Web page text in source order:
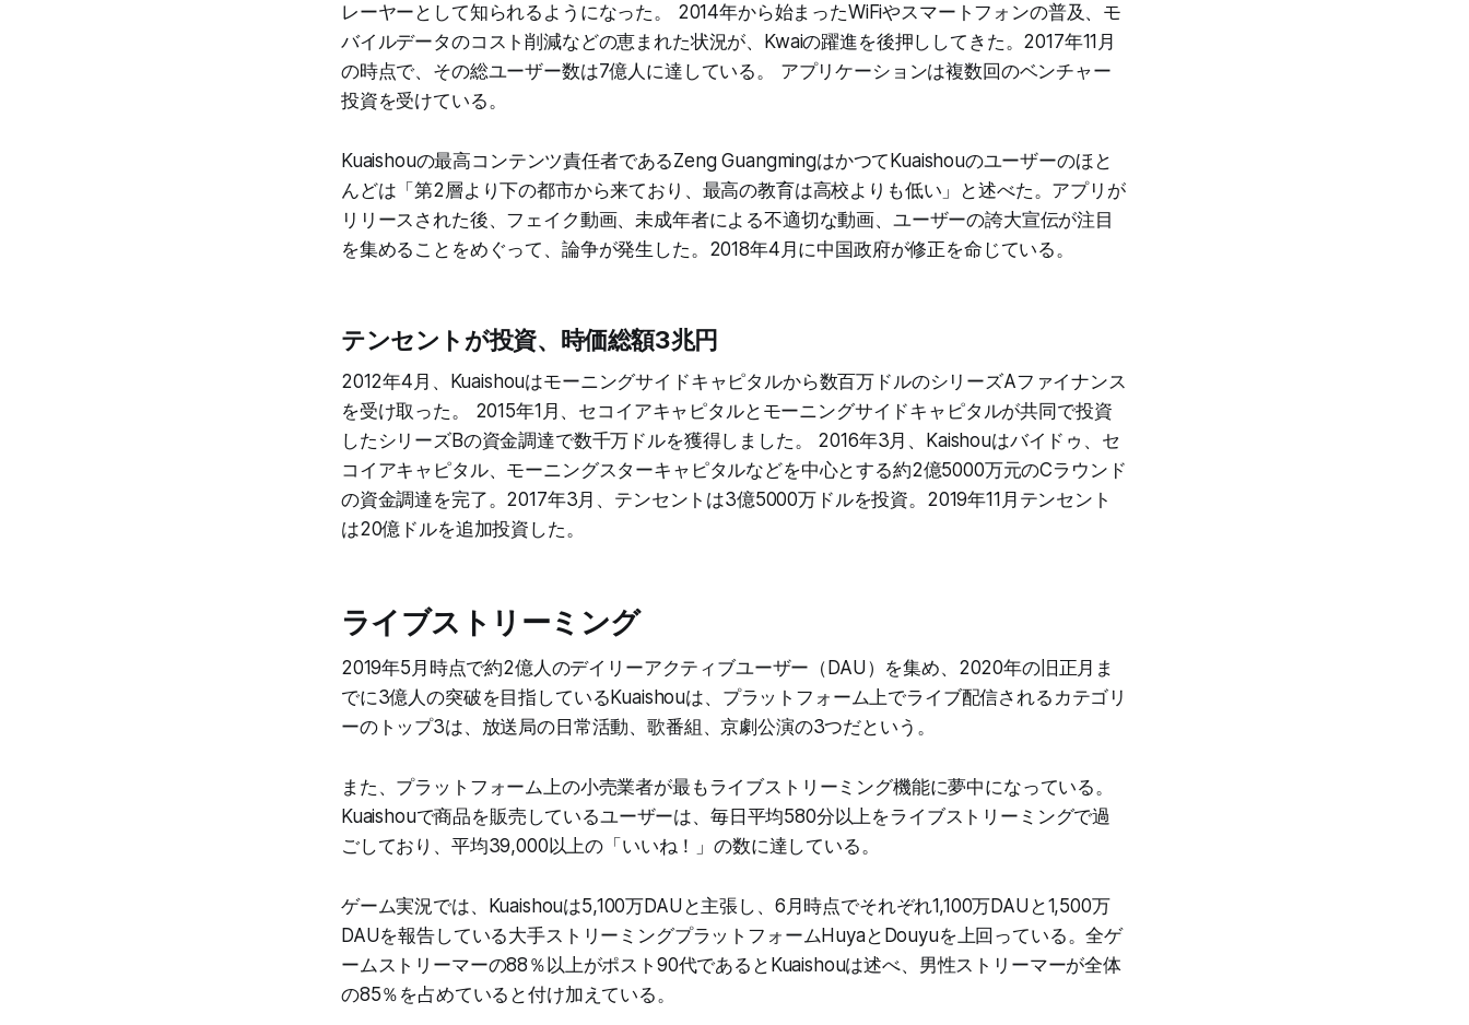
レーヤーとして知られるようになった。 2014年から始まったWiFiやスマートフォンの普及、モ
バイルデータのコスト削減などの恵まれた状況が、Kwaiの躍進を後押ししてきた。2017年11月
の時点で、その総ユーザー数は7億人に達している。 アプリケーションは複数回のベンチャー
投資を受けている。
Kuaishouの最高コンテンツ責任者であるZeng GuangmingはかつてKuaishouのユーザーのほと
んどは「第2層より下の都市から来ており、最高の教育は高校よりも低い」と述べた。アプリが
リリースされた後、フェイク動画、未成年者による不適切な動画、ユーザーの誇大宣伝が注目
を集めることをめぐって、論争が発生した。2018年4月に中国政府が修正を命じている。
テンセントが投資、時価総額3兆円
2012年4月、Kuaishouはモーニングサイドキャピタルから数百万ドルのシリーズAファイナンス
を受け取った。 2015年1月、セコイアキャピタルとモーニングサイドキャピタルが共同で投資
したシリーズBの資金調達で数千万ドルを獲得しました。 2016年3月、Kaishouはバイドゥ、セ
コイアキャピタル、モーニングスターキャピタルなどを中心とする約2億5000万元のCラウンド
の資金調達を完了。2017年3月、テンセントは3億5000万ドルを投資。2019年11月テンセント
は20億ドルを追加投資した。
ライブストリーミング
2019年5月時点で約2億人のデイリーアクティブユーザー（DAU）を集め、2020年の旧正月ま
でに3億人の突破を目指しているKuaishouは、プラットフォーム上でライブ配信されるカテゴリ
ーのトップ3は、放送局の日常活動、歌番組、京劇公演の3つだという。
また、プラットフォーム上の小売業者が最もライブストリーミング機能に夢中になっている。
Kuaishouで商品を販売しているユーザーは、毎日平均580分以上をライブストリーミングで過
ごしており、平均39,000以上の「いいね！」の数に達している。
ゲーム実況では、Kuaishouは5,100万DAUと主張し、6月時点でそれぞれ1,100万DAUと1,500万
DAUを報告している大手ストリーミングプラットフォームHuyaとDouyuを上回っている。全ゲ
ームストリーマーの88％以上がポスト90代であるとKuaishouは述べ、男性ストリーマーが全体
の85％を占めていると付け加えている。